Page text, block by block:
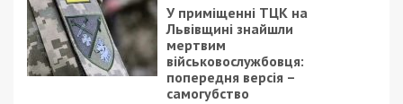
У приміщенні ТЦК на
Львівщині знайшли
мертвим
військовослужбовця:
попередня версія –
самогубство